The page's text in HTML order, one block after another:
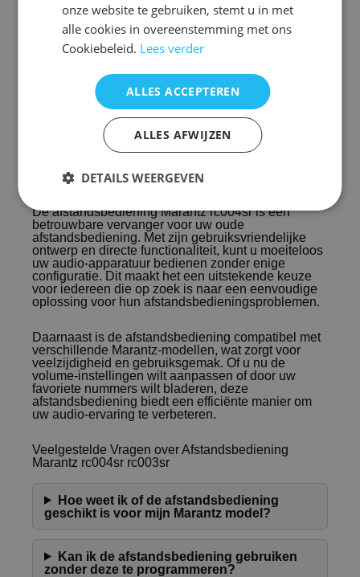
De afstandsbediening Marantz rc004sr is een
betrouwbare vervanger voor uw oude
afstandsbediening. Met zijn gebruiksvriendelijke
ontwerp en directe functionaliteit, kunt u moeiteloos
uw audio-apparatuur bedienen zonder enige
configuratie. Dit maakt het een uitstekende keuze
voor iedereen die op zoek is naar een eenvoudige
oplossing voor hun afstandsbedieningsproblemen.
Daarnaast is de afstandsbediening compatibel met
verschillende Marantz-modellen, wat zorgt voor
veelzijdigheid en gebruiksgemak. Of u nu de
volume-instellingen wilt aanpassen of door uw
favoriete nummers wilt bladeren, deze
afstandsbediening biedt een efficiënte manier om
uw audio-ervaring te verbeteren.
Veelgestelde Vragen over Afstandsbediening
Marantz rc004sr rc003sr
Hoe weet ik of de afstandsbediening
geschikt is voor mijn Marantz model?
Kan ik de afstandsbediening gebruiken
zonder deze te programmeren?
onze website te gebruiken, stemt u in met
alle cookies in overeenstemming met ons
Cookiebeleid. Lees verder
ALLES ACCEPTEREN
ALLES AFWIJZEN
DETAILS WEERGEVEN